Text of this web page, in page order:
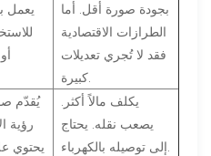
يعمل
بجودة صورة أقل. أما
الطرازات الاقتصادية
فقد لا تُجري تعديلات
يُقدّم
رؤية
يحتوي
يكلف مالاً أكثر.
يصعب نقله. يحتاج